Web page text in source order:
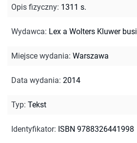
Opis fizyczny: 1311 s.
Wydawca: Lex a Wolters Kluwer
Miejsce wydania: Warszawa
Data wydania: 2014
Typ: Tekst
Identyfikator: ISBN 9788326441998